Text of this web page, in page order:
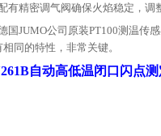
有精密调气阀确保火焰稳定，调
国JUMO公司原装PT100测温传
相同的特性，非常关键。
自动高低温闭口闪点